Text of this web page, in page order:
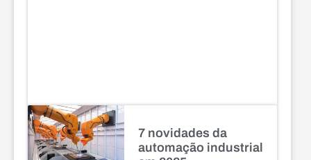
7 novidades da
automação industrial